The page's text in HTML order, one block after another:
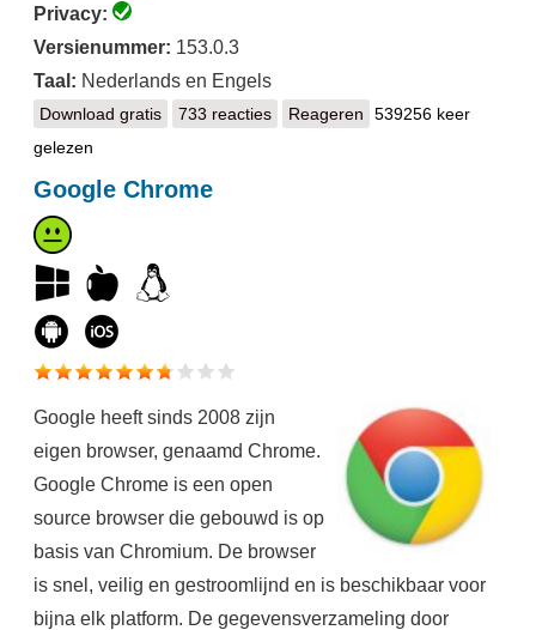
Privacy:
Versienummer: 153.0.3
Taal: Nederlands en Engels
Download gratisFirefox
733 reacties Reageren
539256 keer
gelezen
Google Chrome
Google heeft sinds 2008 zijn
eigen browser, genaamd Chrome.
Google Chrome is een open
source browser die gebouwd is op
basis van Chromium. De browser
is snel, veilig en gestroomlijnd en is beschikbaar voor
bijna elk platform. De gegevensverzameling door